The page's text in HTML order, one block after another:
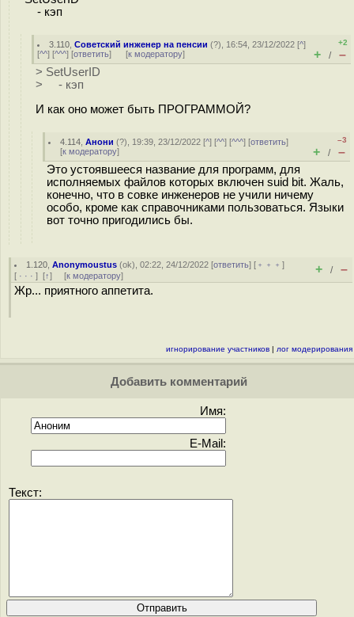
- кэп
3.110 ,Советский инженер на пенсии (?), 16:54, 23/12/2022 [^]
[^^] [^^^] [ответить] [к модератору]
+2
+ / –
> SetUserID
> - кэп
И как оно может быть ПРОГРАММОЙ?
4.114 ,Анони (?), 19:39, 23/12/2022 [^] [^^] [^^^] [ответить]
[к модератору]
–3
+ / –
Это устоявшееся название для программ, для
исполняемых файлов которых включен suid bit. Жаль,
конечно, что в совке инженеров не учили ничему
особо, кроме как справочниками пользоваться. Языки
вот точно пригодились бы.
1.120 ,Anonymoustus (ok), 02:22, 24/12/2022 [ответить] [ ﹢﹢﹢]
[ · · · ] [↑] [к модератору] + / –
Жр... приятного аппетита.
игнорирование участников | лог модерирования
Добавить комментарий
Имя:
E-Mail:
Текст: